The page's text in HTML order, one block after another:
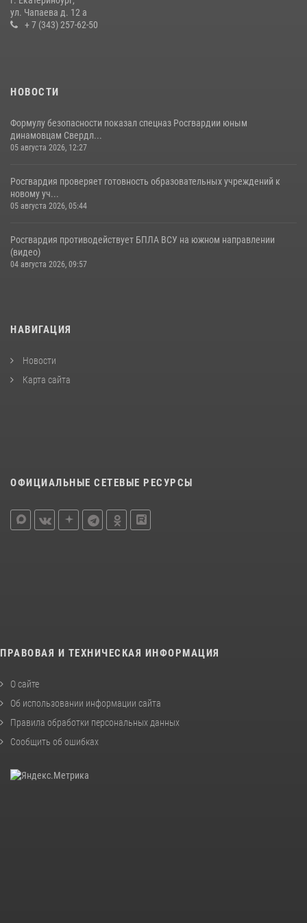
14 июля 2026, 11:06
ул. Чапаева д. 12 а
+ 7 (343) 257-62-50
НОВОСТИ
Формулу безопасности показал спецназ Росгвардии юным
динамовцам Свердл...
05 августа 2026, 12:27
Росгвардия проверяет готовность образовательных учреждений к
новому уч...
05 августа 2026, 05:44
Росгвардия противодействует БПЛА ВСУ на южном направлении
(видео)
04 августа 2026, 09:57
НАВИГАЦИЯ
Новости
Карта сайта
ОФИЦИАЛЬНЫЕ СЕТЕВЫЕ РЕСУРСЫ
ПРАВОВАЯ И ТЕХНИЧЕСКАЯ ИНФОРМАЦИЯ
О сайте
Об использовании информации сайта
Правила обработки персональных данных
Сообщить об ошибках